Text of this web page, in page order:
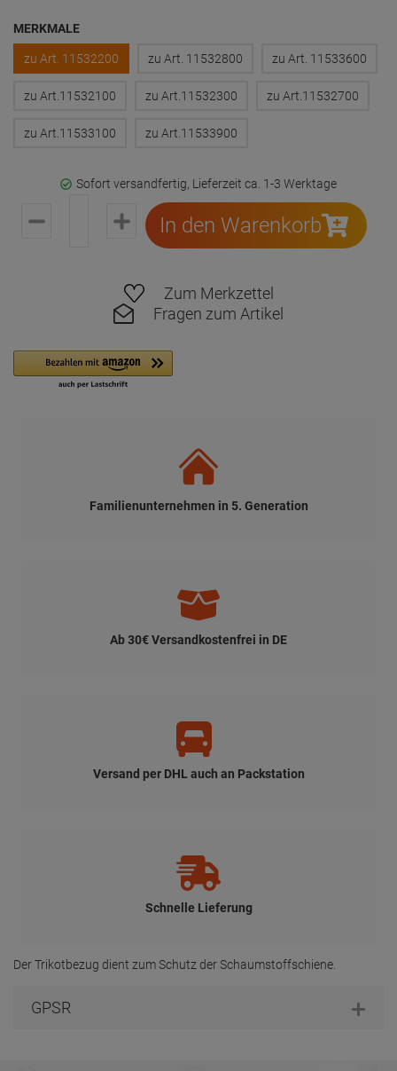
MERKMALE
zu Art. 11532200 zu Art. 11532800 zu Art. 11533600
zu Art.11532100 zu Art.11532300 zu Art.11532700
zu Art.11533100 zu Art.11533900
Sofort versandfertig, Lieferzeit ca. 1-3 Werktage
In den Warenkorb
Zum Merkzettel
Fragen zum Artikel
Familienunternehmen in 5. Generation
Ab 30€ Versandkostenfrei in DE
Versand per DHL auch an Packstation
Schnelle Lieferung
Der Trikotbezug dient zum Schutz der Schaumstoffschiene.
GPSR